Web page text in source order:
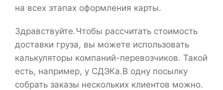
на всех этапах оформления карты.
Здравствуйте.Чтобы рассчитать стоимость
доставки груза, вы можете использовать
калькуляторы компаний-перевозчиков. Такой
есть, например, у СДЭКа.В одну посылку
собрать заказы нескольких клиентов можно.